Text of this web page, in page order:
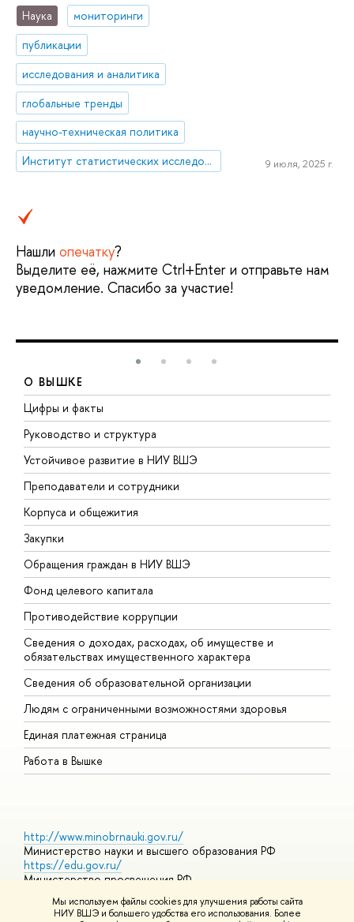
Мы используем файлы cookies для улучшения работы сайта
НИУ ВШЭ и большего удобства его использования. Более
Наука
мониторинги
публикации
исследования и аналитика
глобальные тренды
научно-техническая политика
Институт статистических исследований и экономики знаний
9 июля, 2025 г.
Нашли опечатку?
Выделите её, нажмите Ctrl+Enter и отправьте нам
уведомление. Спасибо за участие!
О ВЫШКЕ
Цифры и факты
Руководство и структура
Устойчивое развитие в НИУ ВШЭ
Преподаватели и сотрудники
Корпуса и общежития
Закупки
Обращения граждан в НИУ ВШЭ
Фонд целевого капитала
Противодействие коррупции
Сведения о доходах, расходах, об имуществе и
обязательствах имущественного характера
Сведения об образовательной организации
Людям с ограниченными возможностями здоровья
Единая платежная страница
Работа в Вышке
http://www.minobrnauki.gov.ru/
Министерство науки и высшего образования РФ
https://edu.gov.ru/
Министерство просвещения РФ
https://elearning.hse.ru/mooc
Массовые открытые онлайн-курсы